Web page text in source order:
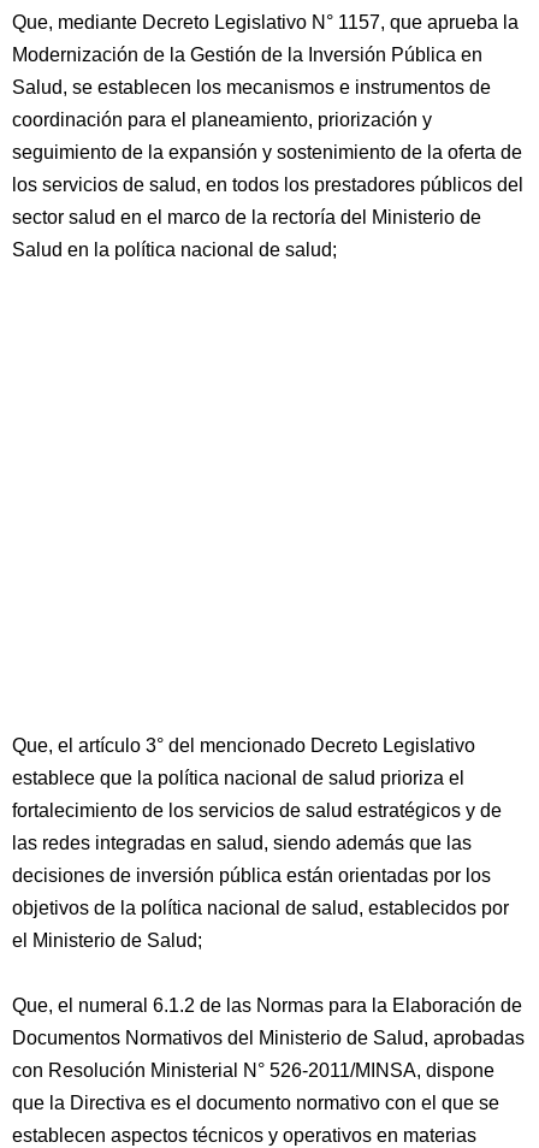
Que, mediante Decreto Legislativo N° 1157, que aprueba la
Modernización de la Gestión de la Inversión Pública en
Salud, se establecen los mecanismos e instrumentos de
coordinación para el planeamiento, priorización y
seguimiento de la expansión y sostenimiento de la oferta de
los servicios de salud, en todos los prestadores públicos del
sector salud en el marco de la rectoría del Ministerio de
Salud en la política nacional de salud;
Que, el artículo 3° del mencionado Decreto Legislativo
establece que la política nacional de salud prioriza el
fortalecimiento de los servicios de salud estratégicos y de
las redes integradas en salud, siendo además que las
decisiones de inversión pública están orientadas por los
objetivos de la política nacional de salud, establecidos por
el Ministerio de Salud;
Que, el numeral 6.1.2 de las Normas para la Elaboración de
Documentos Normativos del Ministerio de Salud, aprobadas
con Resolución Ministerial N° 526-2011/MINSA, dispone
que la Directiva es el documento normativo con el que se
establecen aspectos técnicos y operativos en materias